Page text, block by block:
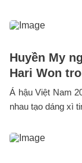
Huyền My
Hari Won
Á hậu Việt Nam
nhau tạo dáng xì